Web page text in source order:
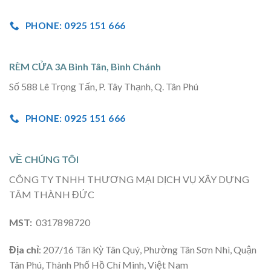
PHONE: 0925 151 666
RÈM CỬA 3A Bình Tân, Bình Chánh
Số 588 Lê Trọng Tấn, P. Tây Thạnh, Q. Tân Phú
PHONE: 0925 151 666
VỀ CHÚNG TÔI
CÔNG TY TNHH THƯƠNG MẠI DỊCH VỤ XÂY DỰNG
TÂM THÀNH ĐỨC
MST: 0317898720
Địa chỉ: 207/16 Tân Kỳ Tân Quý, Phường Tân Sơn Nhì, Quận
Tân Phú, Thành Phố Hồ Chí Minh, Việt Nam